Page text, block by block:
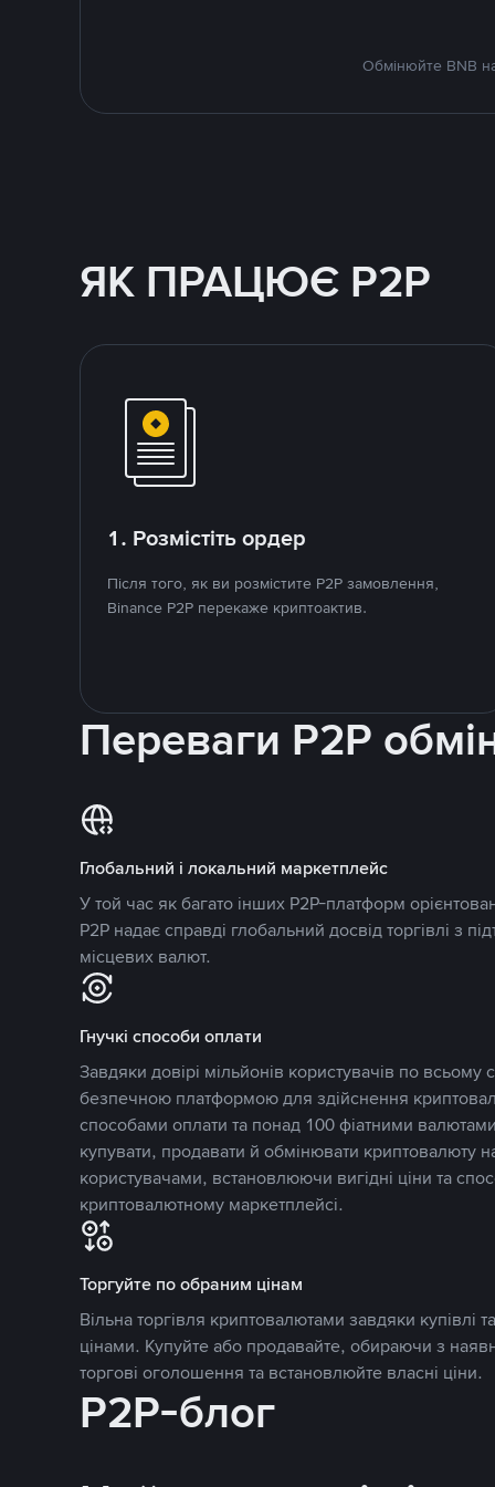
Обмінюйте BNB
ЯК ПРАЦЮЄ P2P
1. Розмістіть ордер
Після того, як ви розмістите P2P замовлення,
Binance P2P перекаже криптоактив.
Переваги P2P
Глобальний і локальний маркетплейс
У той час як багато інших P2P-платформ
P2P надає справді глобальний досвід торгівлі з
місцевих валют.
Гнучкі способи оплати
Завдяки довірі мільйонів користувачів по всьому
безпечною платформою для здійснення
способами оплати та понад 100 фіатними
купувати, продавати й обмінювати криптовалюту
користувачами, встановлюючи вигідні ціни та
криптовалютному маркетплейсі.
Торгуйте по обраним цінам
Вільна торгівля криптовалютами завдяки купівлі
цінами. Купуйте або продавайте, обираючи з
торгові оголошення та встановлюйте власні ціни.
P2P-блог